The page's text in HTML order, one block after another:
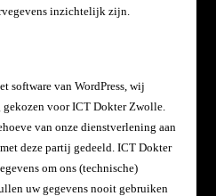
inzichtelijk zijn.
software van WordPress, wij
voor ICT Dokter Zwolle.
van onze dienstverlening aan
deze partij gedeeld. ICT Dokter
om ons (technische)
uw gegevens nooit gebruiken